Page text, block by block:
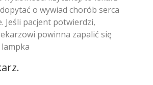
o wywiad chorób serca
Jeśli pacjent potwierdzi,
powinna zapalić się